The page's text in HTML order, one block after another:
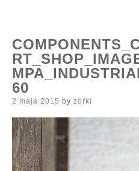
60
Posted
2 maja 2015 by zorki